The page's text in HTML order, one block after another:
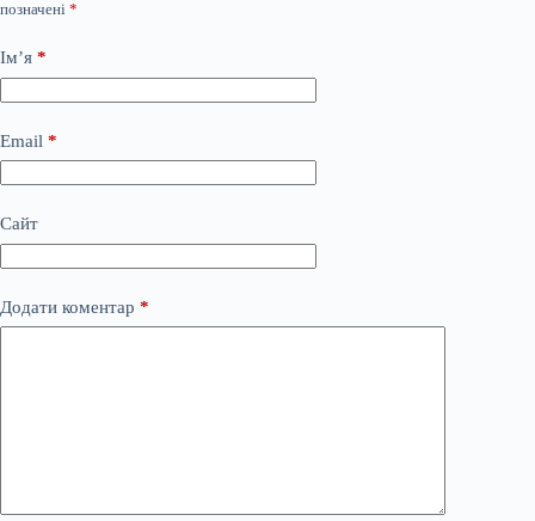
позначені *
Ім’я *
Email *
Сайт
Додати коментар *